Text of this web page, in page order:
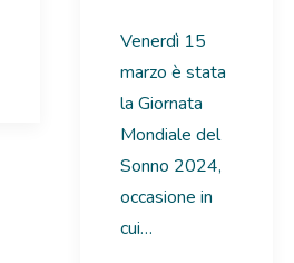
Venerdì 15
marzo è stata
la Giornata
Mondiale del
Sonno 2024,
occasione in
cui…